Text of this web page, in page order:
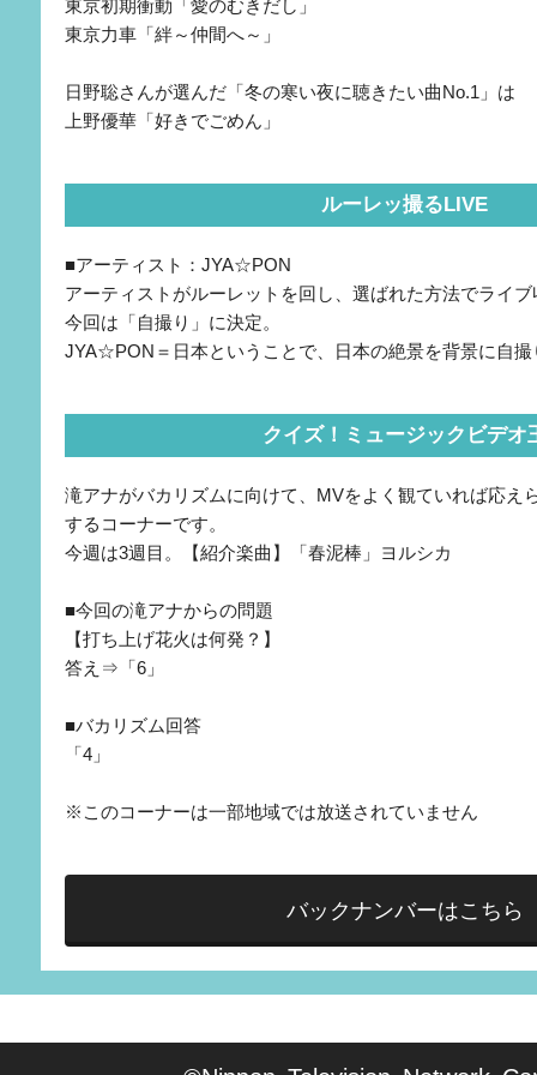
東京初期衝動「愛のむきだし」
東京力車「絆～仲間へ～」
日野聡さんが選んだ「冬の寒い夜に聴きたい曲No.1」は
上野優華「好きでごめん」
ルーレッ撮るLIVE
■アーティスト：JYA☆PON
アーティストがルーレットを回し、選ばれた方法でライ
今回は「自撮り」に決定。
JYA☆PON＝日本ということで、日本の絶景を背景に自撮
クイズ！ミュージックビデオ
滝アナがバカリズムに向けて、MVをよく観ていれば応え
するコーナーです。
今週は3週目。【紹介楽曲】「春泥棒」ヨルシカ
■今回の滝アナからの問題
【打ち上げ花火は何発？】
答え⇒「6」
■バカリズム回答
「4」
※このコーナーは一部地域では放送されていません
バックナンバーはこちら